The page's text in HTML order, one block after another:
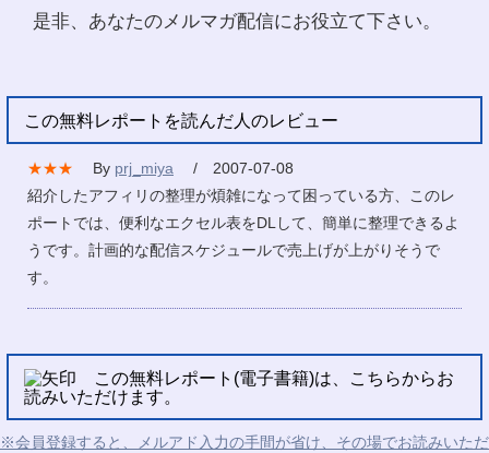
是非、あなたのメルマガ配信にお役立て下さい。
この無料レポートを読んだ人のレビュー
★★★ By prj_miya
/ 2007-07-08
紹介したアフィリの整理が煩雑になって困っている方、このレ
ポートでは、便利なエクセル表をDLして、簡単に整理できるよ
うです。計画的な配信スケジュールで売上げが上がりそうで
す。
この無料レポート(電子書籍)は、こちらからお
読みいただけます。
※会員登録すると、メルアド入力の手間が省け、その場でお読みいただ